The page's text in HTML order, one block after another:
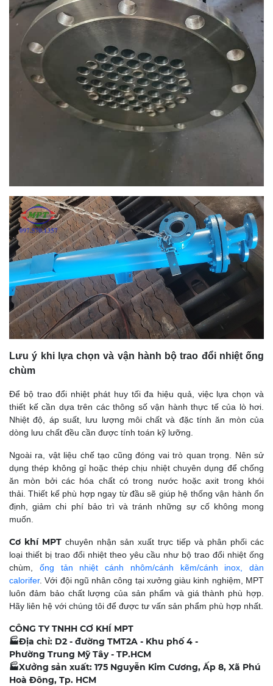
Lưu ý khi lựa chọn và vận hành bộ trao đổi nhiệt ống
chùm
Để bộ trao đổi nhiệt phát huy tối đa hiệu quả, việc lựa chọn và
thiết kế cần dựa trên các thông số vận hành thực tế của lò hơi.
Nhiệt độ, áp suất, lưu lượng môi chất và đặc tính ăn mòn của
dòng lưu chất đều cần được tính toán kỹ lưỡng.
Ngoài ra, vật liệu chế tạo cũng đóng vai trò quan trọng. Nên sử
dụng thép không gỉ hoặc thép chịu nhiệt chuyên dụng để chống
ăn mòn bởi các hóa chất có trong nước hoặc axit trong khói
thải. Thiết kế phù hợp ngay từ đầu sẽ giúp hệ thống vận hành ổn
định, giảm chi phí bảo trì và tránh những sự cố không mong
muốn.
Cơ khí MPT chuyên nhận sản xuất trực tiếp và phân phối các
loại thiết bị trao đổi nhiệt theo yêu cầu như bộ trao đổi nhiệt ống
chùm, ống tản nhiệt cánh nhôm/cánh kẽm/cánh inox, dàn
calorifer. Với đội ngũ nhân công tại xưởng giàu kinh nghiệm, MPT
luôn đảm bảo chất lượng của sản phẩm và giá thành phù hợp.
Hãy liên hệ với chúng tôi để được tư vấn sản phẩm phù hợp nhất.
CÔNG TY TNHH CƠ KHÍ MPT
🏭Địa chỉ: D2 - đường TMT2A - Khu phố 4 -
Phường Trung Mỹ Tây - TP.HCM
🏭Xưởng sản xuất: 175 Nguyễn Kim Cương, Ấp 8, Xã Phú
Hoà Đông, Tp. HCM